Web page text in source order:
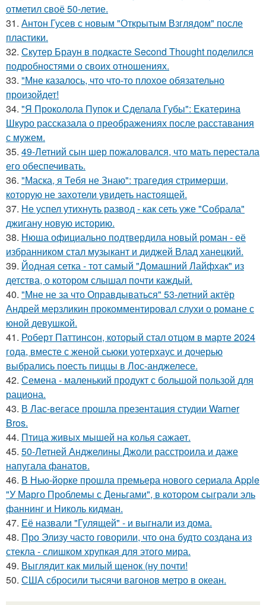
отметил своё 50-летие.
31. Антон Гусев с новым "Открытым Взглядом" после
пластики.
32. Скутер Браун в подкасте Second Thought поделился
подробностями о своих отношениях.
33. "Мне казалось, что что-то плохое обязательно
произойдет!
34. "Я Проколола Пупок и Сделала Губы": Екатерина
Шкуро рассказала о преображениях после расставания
с мужем.
35. 49-Летний сын шер пожаловался, что мать перестала
его обеспечивать.
36. "Маска, я Тебя не Знаю": трагедия стримерши,
которую не захотели увидеть настоящей.
37. Не успел утихнуть развод - как сеть уже "Собрала"
джигану новую историю.
38. Нюша официально подтвердила новый роман - её
избранником стал музыкант и диджей Влад ханецкий.
39. Йодная сетка - тот самый "Домашний Лайфхак" из
детства, о котором слышал почти каждый.
40. "Мне не за что Оправдываться" 53-летний актёр
Андрей мерзликин прокомментировал слухи о романе с
юной девушкой.
41. Роберт Паттинсон, который стал отцом в марте 2024
года, вместе с женой сьюки уотерхаус и дочерью
выбрались поесть пиццы в Лос-анджелесе.
42. Семена - маленький продукт с большой пользой для
рациона.
43. В Лас-вегасе прошла презентация студии Warner
Bros.
44. Птица живых мышей на колья сажает.
45. 50-Летней Анджелины Джоли расстроила и даже
напугала фанатов.
46. В Нью-йорке прошла премьера нового сериала Apple
"У Марго Проблемы с Деньгами", в котором сыграли эль
фаннинг и Николь кидман.
47. Её назвали "Гулящей" - и выгнали из дома.
48. Про Элизу часто говорили, что она будто создана из
стекла - слишком хрупкая для этого мира.
49. Выглядит как милый щенок (ну почти!
50. США сбросили тысячи вагонов метро в океан.